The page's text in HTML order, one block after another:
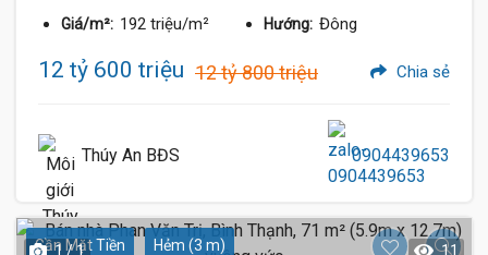
Giá/m²: 192 triệu/m² Hướng: Đông
12 tỷ 600 triệu 12 tỷ 800 triệu Chia sẻ
Thúy An BĐS 0904439653
Gần Mặt Tiền Hẻm (3 m)
1 / 1 11
12.6 Tỷ